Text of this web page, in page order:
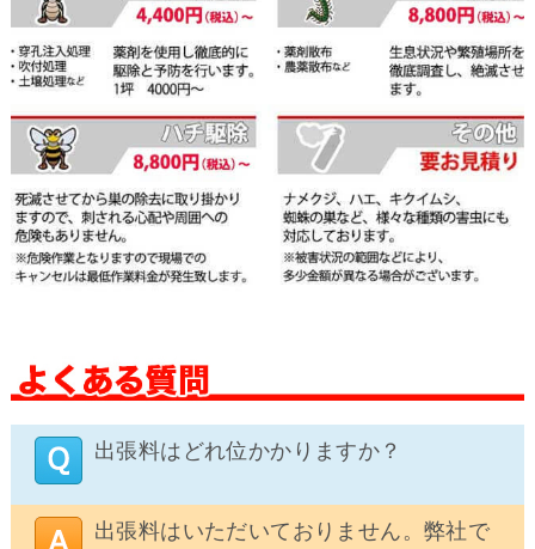
出張料はどれ位かかりますか？
出張料はいただいておりません。弊社で